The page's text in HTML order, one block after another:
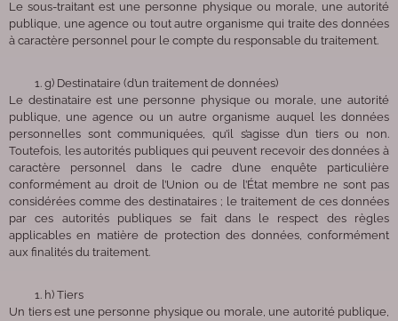
Le sous-traitant est une personne physique ou morale, une autorité
publique, une agence ou tout autre organisme qui traite des données
à caractère personnel pour le compte du responsable du traitement.
g) Destinataire (d’un traitement de données)
Le destinataire est une personne physique ou morale, une autorité
publique, une agence ou un autre organisme auquel les données
personnelles sont communiquées, qu’il s’agisse d’un tiers ou non.
Toutefois, les autorités publiques qui peuvent recevoir des données à
caractère personnel dans le cadre d’une enquête particulière
conformément au droit de l’Union ou de l’État membre ne sont pas
considérées comme des destinataires ; le traitement de ces données
par ces autorités publiques se fait dans le respect des règles
applicables en matière de protection des données, conformément
aux finalités du traitement.
h) Tiers
Un tiers est une personne physique ou morale, une autorité publique,